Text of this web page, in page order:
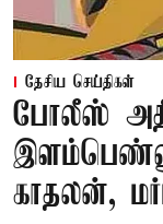
தேசிய செய்திகள்
போலீஸ்
காதலன்,